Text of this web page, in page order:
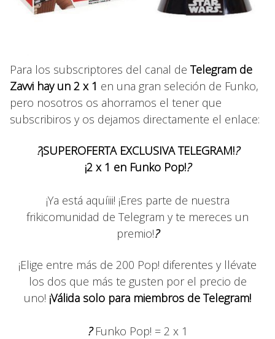
Para los subscriptores del canal de Telegram de
Zavvi hay un 2 x 1 en una gran seleción de Funko,
pero nosotros os ahorramos el tener que
subscribiros y os dejamos directamente el enlace:
?¡SUPEROFERTA EXCLUSIVA TELEGRAM!?
¡2 x 1 en Funko Pop!?
¡Ya está aquíiii! ¡Eres parte de nuestra
frikicomunidad de Telegram y te mereces un
premio!?
¡Elige entre más de 200 Pop! diferentes y llévate
los dos que más te gusten por el precio de
uno! ¡Válida solo para miembros de Telegram!
?Funko Pop! = 2 x 1